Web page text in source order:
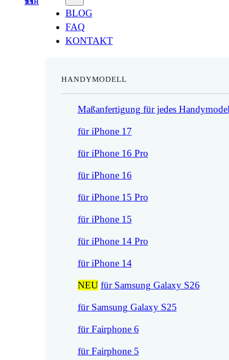
BLOG
FAQ
KONTAKT
HANDYMODELL
Maßanfertigung für jedes
für iPhone 17
für iPhone 16 Pro
für iPhone 16
für iPhone 15 Pro
für iPhone 15
für iPhone 14 Pro
für iPhone 14
NEU für Samsung Galaxy S26
für Samsung Galaxy S25
für Fairphone 6
für Fairphone 5